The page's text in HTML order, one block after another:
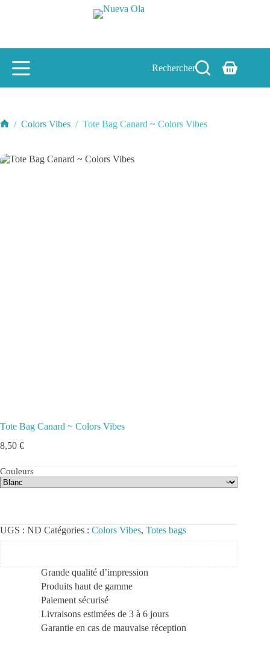
Rechercher
Panier
/ Colors Vibes / Tote Bag Canard ~ Colors Vibes
Tote Bag Canard ~ Colors Vibes
8,50 €
Couleurs
UGS : ND Catégories : Colors Vibes, Totes bags
Grande qualité d’impression
Produits haut de gamme
Paiement sécurisé
Livraisons estimées de 3 à 6 jours
Garantie en cas de mauvaise réception